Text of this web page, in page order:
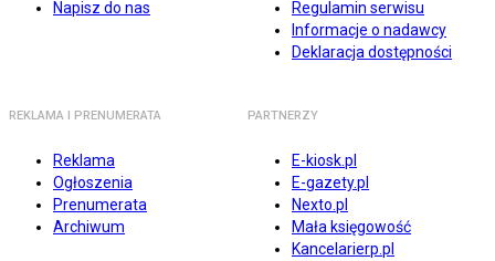
Napisz do nas
Regulamin serwisu
Informacje o nadawcy
Deklaracja dostępności
REKLAMA I PRENUMERATA
Reklama
Ogłoszenia
Prenumerata
Archiwum
PARTNERZY
E-kiosk.pl
E-gazety.pl
Nexto.pl
Mała księgowość
Kancelarierp.pl